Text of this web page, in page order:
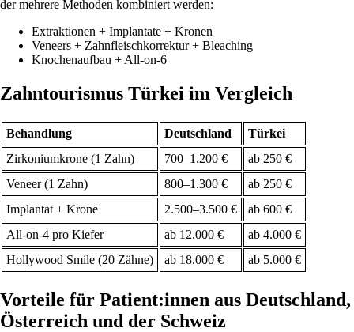
der mehrere Methoden kombiniert werden:
Extraktionen + Implantate + Kronen
Veneers + Zahnfleischkorrektur + Bleaching
Knochenaufbau + All-on-6
Zahntourismus Türkei im Vergleich
Behandlung Deutschland
Türkei
Zirkoniumkrone (1 Zahn)
700–1.200 €
ab 250 €
Veneer (1 Zahn)
800–1.300 €
ab 250 €
Implantat + Krone
2.500–3.500 €
ab 600 €
All-on-4 pro Kiefer
ab 12.000 €
ab 4.000 €
Hollywood Smile (20 Zähne)
ab 18.000 € ab 5.000 €
Vorteile für Patient:innen aus Deutschland,
Österreich und der Schweiz